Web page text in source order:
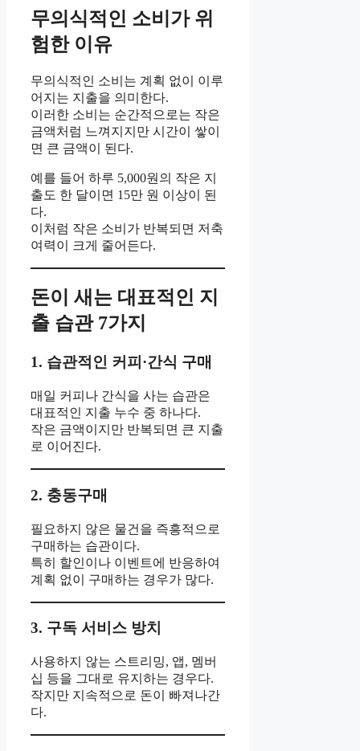
무의식적인 소비가 위
험한 이유
무의식적인 소비는 계획 없이 이루
어지는 지출을 의미한다.
이러한 소비는 순간적으로는 작은
금액처럼 느껴지지만 시간이 쌓이
면 큰 금액이 된다.
예를 들어 하루 5,000원의 작은 지
출도 한 달이면 15만 원 이상이 된
다.
이처럼 작은 소비가 반복되면 저축
여력이 크게 줄어든다.
돈이 새는 대표적인 지
출 습관 7가지
1. 습관적인 커피·간식 구매
매일 커피나 간식을 사는 습관은
대표적인 지출 누수 중 하나다.
작은 금액이지만 반복되면 큰 지출
로 이어진다.
2. 충동구매
필요하지 않은 물건을 즉흥적으로
구매하는 습관이다.
특히 할인이나 이벤트에 반응하여
계획 없이 구매하는 경우가 많다.
3. 구독 서비스 방치
사용하지 않는 스트리밍, 앱, 멤버
십 등을 그대로 유지하는 경우다.
작지만 지속적으로 돈이 빠져나간
다.